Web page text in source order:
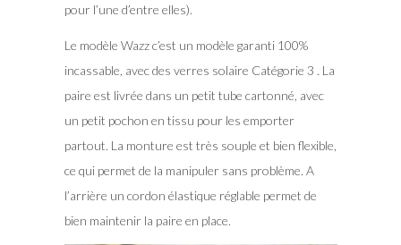
pour l’une d’entre elles).
Le modèle Wazz c’est un modèle garanti 100%
incassable, avec des verres solaire Catégorie 3 . La
paire est livrée dans un petit tube cartonné, avec
un petit pochon en tissu pour les emporter
partout. La monture est très souple et bien flexible,
ce qui permet de la manipuler sans problème. A
l’arrière un cordon élastique réglable permet de
bien maintenir la paire en place.